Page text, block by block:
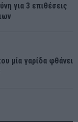
για 3 επιθέσεις
μία γαρίδα φθάνει